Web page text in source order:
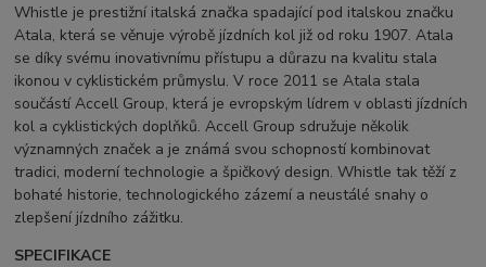
Whistle je prestižní italská značka spadající pod italskou značku
Atala, která se věnuje výrobě jízdních kol již od roku 1907. Atala
se díky svému inovativnímu přístupu a důrazu na kvalitu stala
ikonou v cyklistickém průmyslu. V roce 2011 se Atala stala
součástí Accell Group, která je evropským lídrem v oblasti jízdních
kol a cyklistických doplňků. Accell Group sdružuje několik
významných značek a je známá svou schopností kombinovat
tradici, moderní technologie a špičkový design. Whistle tak těží z
bohaté historie, technologického zázemí a neustálé snahy o
zlepšení jízdního zážitku.
SPECIFIKACE